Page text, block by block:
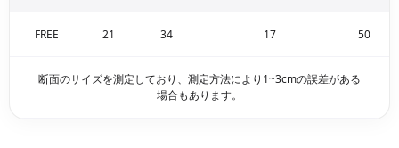
FREE 21 34 17 50
断面のサイズを測定しており、測定方法により1~3cmの誤差がある
場合もあります。